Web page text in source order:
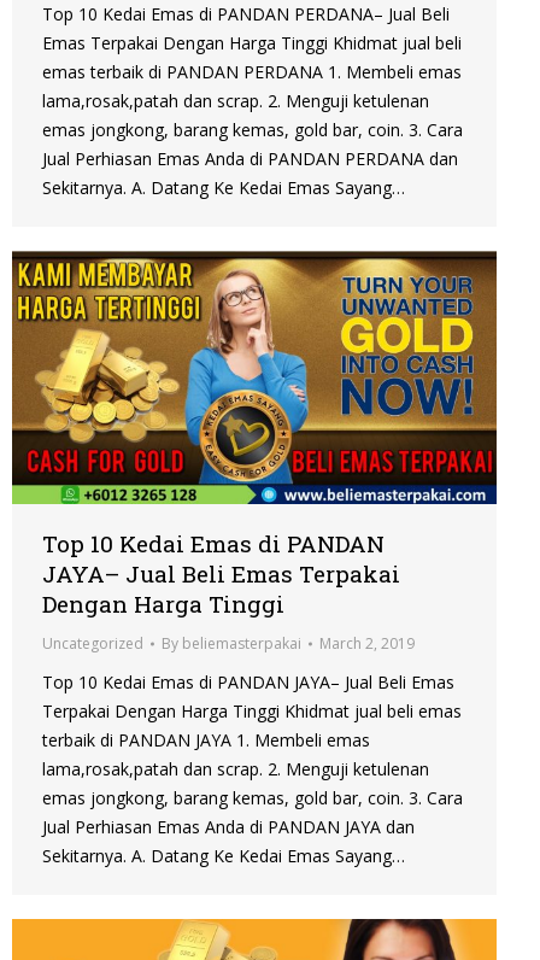
Top 10 Kedai Emas di PANDAN PERDANA– Jual Beli
Emas Terpakai Dengan Harga Tinggi Khidmat jual beli
emas terbaik di PANDAN PERDANA 1. Membeli emas
lama,rosak,patah dan scrap. 2. Menguji ketulenan
emas jongkong, barang kemas, gold bar, coin. 3. Cara
Jual Perhiasan Emas Anda di PANDAN PERDANA dan
Sekitarnya. A. Datang Ke Kedai Emas Sayang…
Top 10 Kedai Emas di PANDAN
JAYA– Jual Beli Emas Terpakai
Dengan Harga Tinggi
Uncategorized By beliemasterpakai March 2, 2019
Top 10 Kedai Emas di PANDAN JAYA– Jual Beli Emas
Terpakai Dengan Harga Tinggi Khidmat jual beli emas
terbaik di PANDAN JAYA 1. Membeli emas
lama,rosak,patah dan scrap. 2. Menguji ketulenan
emas jongkong, barang kemas, gold bar, coin. 3. Cara
Jual Perhiasan Emas Anda di PANDAN JAYA dan
Sekitarnya. A. Datang Ke Kedai Emas Sayang…